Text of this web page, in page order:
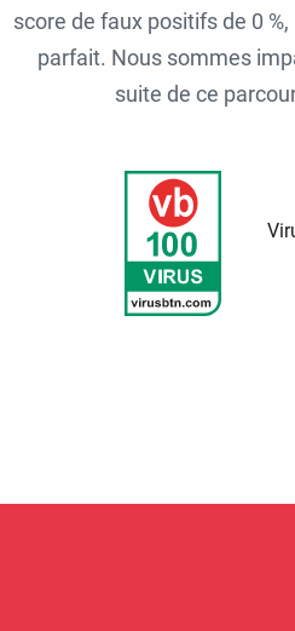
score de faux positifs de 0
parfait. Nous sommes
suite de ce